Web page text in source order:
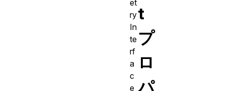
t
プ
ロ
パ
et
ry
In
te
rf
a
c
e